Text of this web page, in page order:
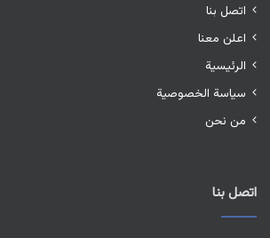
اتصل بنا
اعلن معنا
الرئيسية
سياسة الخصوصية
من نحن
اتصل بنا